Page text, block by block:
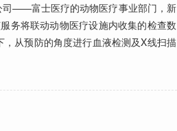
——富士医疗的动物医疗事业部门，新
务将联动动物医疗设施内收集的检查数
从预防的角度进行血液检测及X线扫描